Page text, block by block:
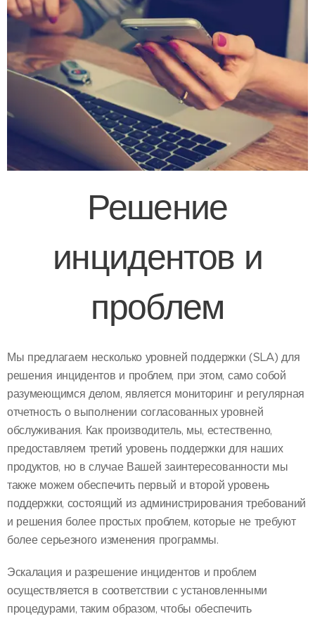
Решение
инцидентов и
проблем
Мы предлагаем несколько уровней поддержки (SLA) для
решения инцидентов и проблем, при этом, само собой
разумеющимся делом, является мониторинг и регулярная
отчетность о выполнении согласованных уровней
обслуживания. Как производитель, мы, естественно,
предоставляем третий уровень поддержки для наших
продуктов, но в случае Вашей заинтересованности мы
также можем обеспечить первый и второй уровень
поддержки, состоящий из администрирования требований
и решения более простых проблем, которые не требуют
более серьезного изменения программы.
Эскалация и разрешение инцидентов и проблем
осуществляется в соответствии с установленными
процедурами, таким образом, чтобы обеспечить